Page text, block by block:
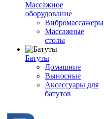
Массажное
оборудование
Вибромассажеры
Массажные
столы
Батуты
Домашние
Выносные
Аксессуары для
батутов